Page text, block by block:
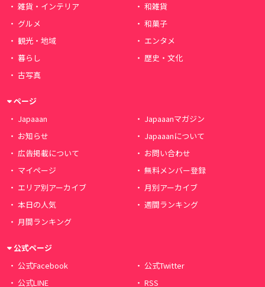
雑貨・インテリア
和雑貨
グルメ
和菓子
観光・地域
エンタメ
暮らし
歴史・文化
古写真
ページ
Japaaan
Japaaanマガジン
お知らせ
Japaaanについて
広告掲載について
お問い合わせ
マイページ
無料メンバー登録
エリア別アーカイブ
月別アーカイブ
本日の人気
週間ランキング
月間ランキング
公式ページ
公式Facebook
公式Twitter
公式LINE
RSS